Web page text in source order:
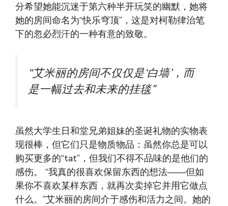
分希望她能沉迷于第六种半开玩笑的幽默，她将
她的房间命名为“快乐穹顶”，这是对柯勒律治笔
下的忽必烈汗的一种有意的致敬。
“艾米丽的房间不仅仅是‘白墙’，而
是一幅过去和未来的挂毯”
虽然大学生日和堂兄弟姐妹的圣诞礼物的实物表
现很棒，但它们只是物质物品：虽然你总是可以
购买更多的“tat”，但我们不得不品味的是他们的
感伤。 “我真的很喜欢保留东西的想法——但如
果你不喜欢某样东西，就再次卖掉它并用它做点
什么。”艾米丽的房间介于感伤和活力之间。她的